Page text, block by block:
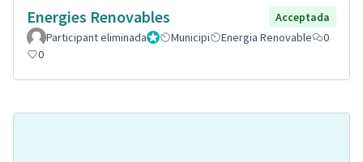
Energies Renovables
Acceptada
Participant eliminadaAdministrador
Municipi Energia Renovable
0
0